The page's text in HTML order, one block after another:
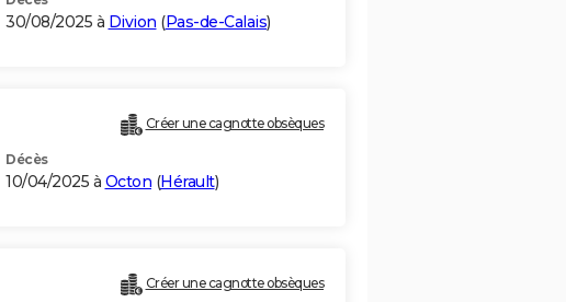
30/08/2025 à Divion (Pas-de-Calais)
Créer une cagnotte obsèques
Décès
10/04/2025 à Octon (Hérault)
Créer une cagnotte obsèques